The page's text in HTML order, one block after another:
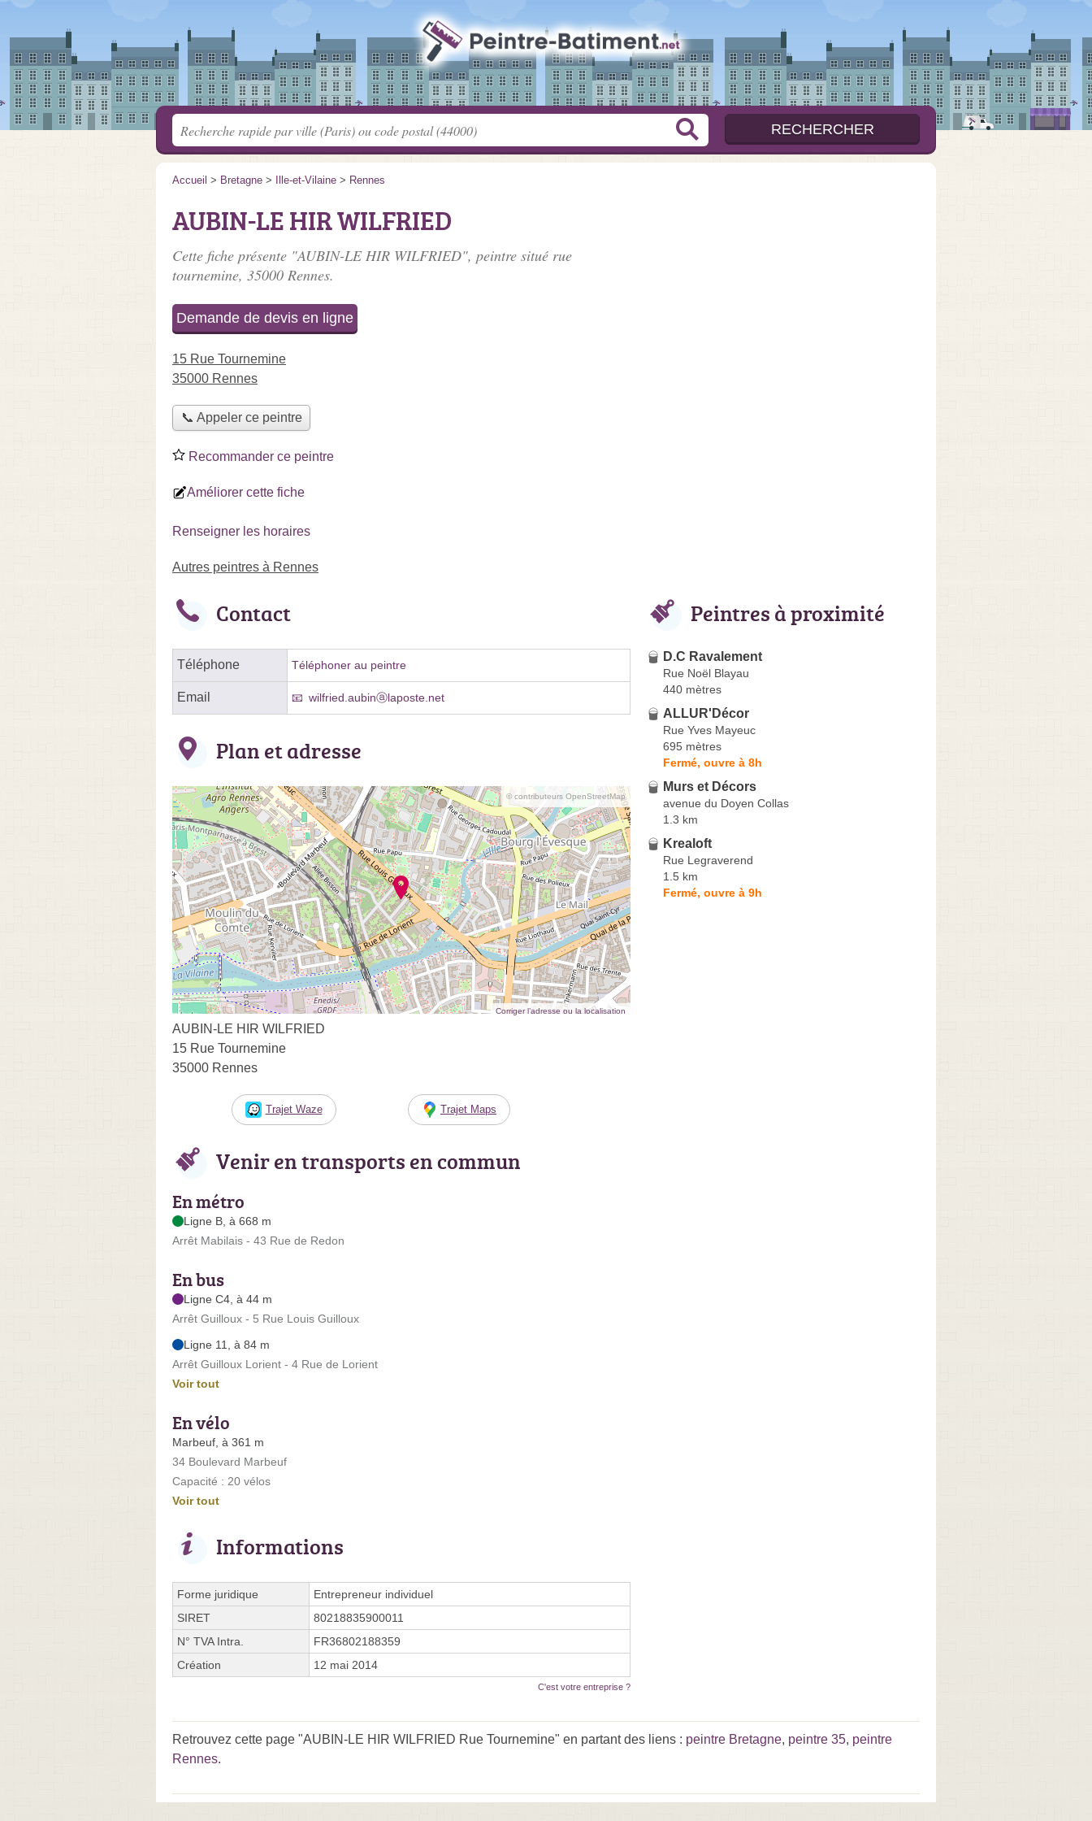
Accueil > Bretagne > Ille-et-Vilaine > Rennes
AUBIN-LE HIR WILFRIED
Cette fiche présente "AUBIN-LE HIR WILFRIED", peintre situé rue
tournemine, 35000 Rennes.
Demande de devis en ligne
15 Rue Tournemine
35000 Rennes
📞 Appeler ce peintre
Recommander ce peintre
Améliorer cette fiche
Renseigner les horaires
Autres peintres à Rennes
Contact
Téléphone Téléphoner au peintre
Email wilfried.aubinⓐlaposte.net
Plan et adresse
© contributeurs OpenStreetMap
Corriger l’adresse ou la localisation
AUBIN-LE HIR WILFRIED
15 Rue Tournemine
35000 Rennes
Trajet Waze Trajet Maps
Venir en transports en commun
En métro
Ligne B, à 668 m
Arrêt Mabilais - 43 Rue de Redon
En bus
Ligne C4, à 44 m
Arrêt Guilloux - 5 Rue Louis Guilloux
Ligne 11, à 84 m
Arrêt Guilloux Lorient - 4 Rue de Lorient
Voir tout
En vélo
Marbeuf, à 361 m
34 Boulevard Marbeuf
Capacité : 20 vélos
Voir tout
Informations
Forme juridique
Entrepreneur individuel
SIRET
80218835900011
N° TVA Intra.
FR36802188359
Création
12 mai 2014
C'est votre entreprise ?
Peintres à proximité
D.C Ravalement
Rue Noël Blayau
440 mètres
ALLUR'Décor
Rue Yves Mayeuc
695 mètres
Fermé, ouvre à 8h
Murs et Décors
avenue du Doyen Collas
1.3 km
Krealoft
Rue Legraverend
1.5 km
Fermé, ouvre à 9h
Retrouvez cette page "AUBIN-LE HIR WILFRIED Rue Tournemine" en partant des liens : peintre Bretagne, peintre 35, peintre
Rennes.